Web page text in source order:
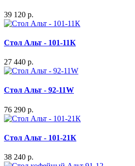
39 120 р.
Стол Альт - 101-11К
27 440 р.
Стол Альт - 92-11W
76 290 р.
Стол Альт - 101-21К
38 240 р.